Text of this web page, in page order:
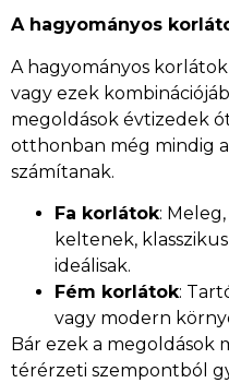
A hagyományos
A hagyományos
vagy ezek
megoldások évtizedek
otthonban még mindig
számítanak.
Fa korlátok:
keltenek,
ideálisak.
Fém korlátok:
vagy modern
Bár ezek a megoldások
térérzeti szempontból